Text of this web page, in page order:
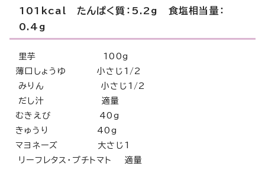
101kcal たんぱく質：5.2g 食塩相当量：
0.4g
里芋 100g
薄口しょうゆ 小さじ1/2
みりん 小さじ1/2
だし汁 適量
むきえび 40g
きゅうり 40g
マヨネーズ 大さじ1
リーフレタス・プチトマト 適量